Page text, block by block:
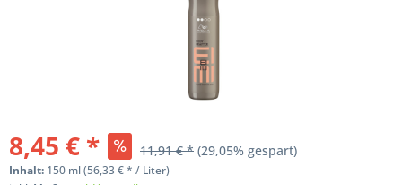
8,45 € * 11,91 € * (29,05% gespart)
Inhalt: 150 ml(56,33 € * / Liter)